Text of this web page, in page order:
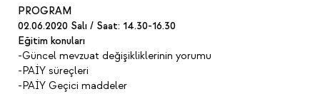
PROGRAM
02.06.2020 Salı / Saat: 14.30-16.30
Eğitim konuları
-Güncel mevzuat değişikliklerinin yorumu
-PAİY süreçleri
-PAİY Geçici maddeler